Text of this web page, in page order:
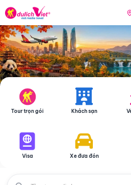
Tour trọn gói Khách sạn
Visa Xe đưa đón